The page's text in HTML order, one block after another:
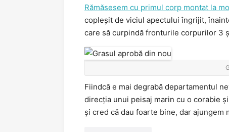
Rămăsesem cu primul corp montat la
copleșit de viciul apectului îngrijit,
care să curpindă fronturile corpurilor 3
Fiindcă e mai degrabă departamentul
direcția unui peisaj marin cu o corabie
și cred că dau foarte bine, dar ajungem